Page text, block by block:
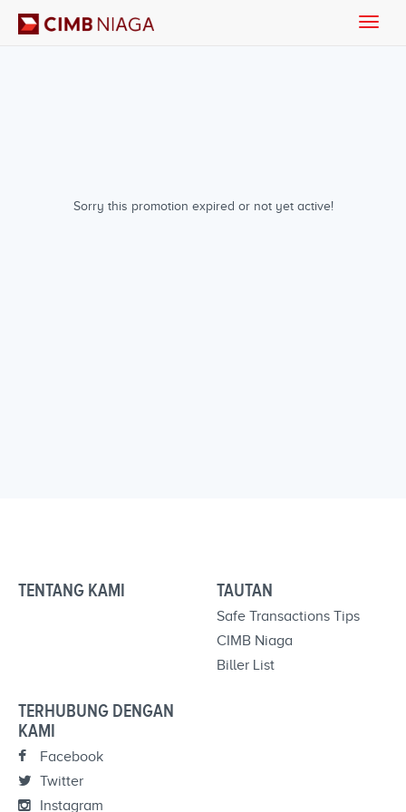
Sorry this promotion expired or not yet active!
Toggle
TENTANG KAMI TAUTAN
Safe Transactions Tips
CIMB Niaga
Biller List
TERHUBUNG DENGAN
KAMI
Facebook
Twitter
Instagram